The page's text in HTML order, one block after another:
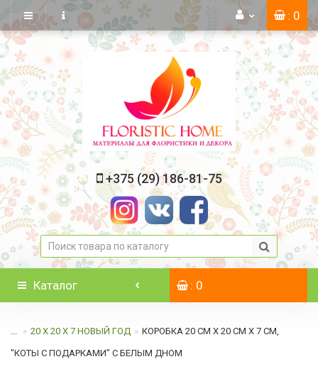
: 0
+375 (29) 186-81-75
Каталог : 0
... 20 Х 20 Х 7 НОВЫЙ ГОД КОРОБКА 20 СМ Х 20 СМ Х 7 СМ,
"КОТЫ С ПОДАРКАМИ" C БЕЛЫМ ДНОМ